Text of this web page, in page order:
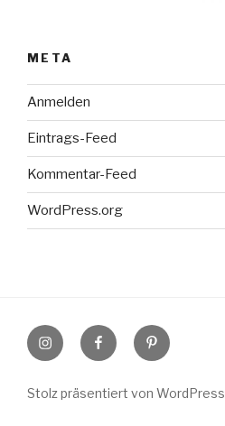
META
Anmelden
Eintrags-Feed
Kommentar-Feed
WordPress.org
InstagramFacebookPinterest
Stolz präsentiert von WordPress